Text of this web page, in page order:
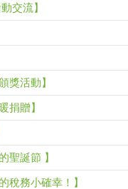
交流】
獎活動】
捐贈】
聖誕節 】
稅務小確幸！】